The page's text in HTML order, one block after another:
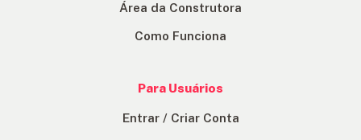
Área da Construtora
Como Funciona
Para Usuários
Entrar / Criar Conta